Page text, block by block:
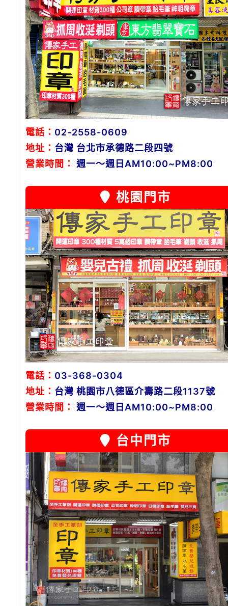
電話： 02-2558-0609
地址： 台灣 台北市承德路二段四號
營業時間：
週一～週日AM10:00~PM8:00
桃園門市
電話： 03-368-0304
地址： 台灣 桃園市八德區介壽路二段1137號
營業時間：
週一～週日AM10:00~PM8:00
台中門市